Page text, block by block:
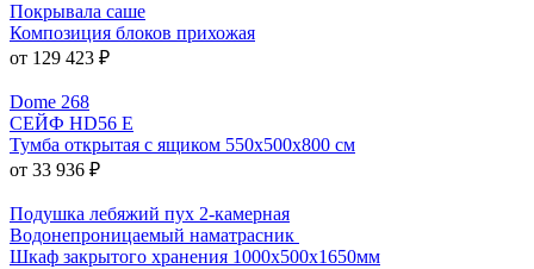
Покрывала саше
Композиция блоков прихожая
от 129 423 ₽
Dome 268
СЕЙФ HD56 E
Тумба открытая с ящиком 550x500x800 см
от 33 936 ₽
Подушка лебяжий пух 2-камерная
Водонепроницаемый наматрасник
Шкаф закрытого хранения 1000x500x1650мм